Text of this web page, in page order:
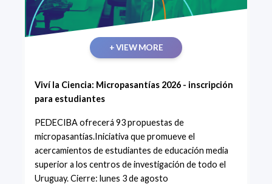
+ VIEW MORE
Viví la Ciencia: Micropasantías 2026 - inscripción
para estudiantes
PEDECIBA ofrecerá 93 propuestas de
micropasantías.Iniciativa que promueve el
acercamientos de estudiantes de educación media
superior a los centros de investigación de todo el
Uruguay. Cierre: lunes 3 de agosto